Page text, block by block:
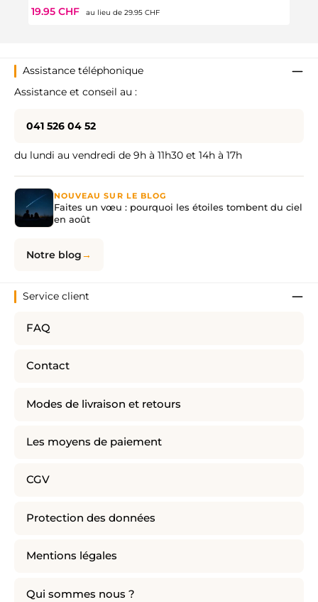
Prix de vente :
19.95 CHF au lieu de 29.95 CHF
Assistance téléphonique
Assistance et conseil au :
041 526 04 52
du lundi au vendredi de 9h à 11h30 et 14h à 17h
NOUVEAU SUR LE BLOG
Faites un vœu : pourquoi les étoiles tombent du ciel
en août
Notre blog
Service client
FAQ
Contact
Modes de livraison et retours
Les moyens de paiement
CGV
Protection des données
Mentions légales
Qui sommes nous ?